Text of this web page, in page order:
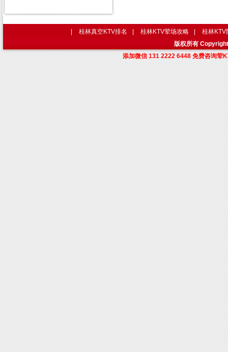
桂林真空KTV排名 桂林KTV荤场攻略
桂林KTV
版权所有
添加微信 131 2222 6448 免费咨询荤